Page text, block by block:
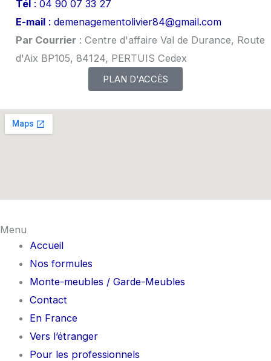
Tél: 04 90 07 33 27
E-mail: demenagementolivier84@gmail.com
Par Courrier: Centre d'affaire Val de Durance, Route
d'Aix BP105, 84124, PERTUIS Cedex
PLAN D'ACCÈS
Menu
Accueil
Nos formules
Monte-meubles / Garde-Meubles
Contact
En France
Vers l’étranger
Pour les professionnels